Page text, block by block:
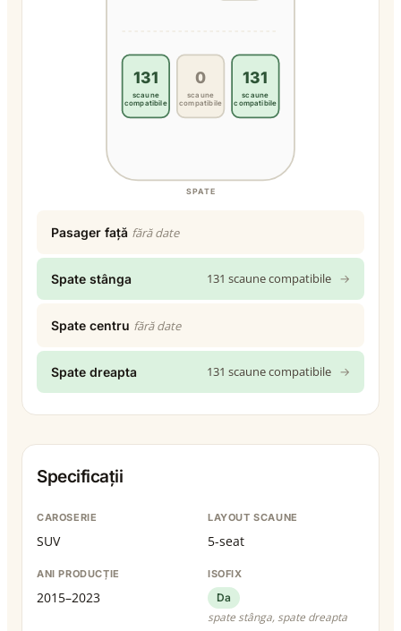
SPATE
131
scaune
compatibile
0
scaune
compatibile
131
scaune
compatibile
Pasager față fără date
Spate stânga 131 scaune compatibile →
Spate centru fără date
Spate dreapta 131 scaune compatibile →
Specificații
CAROSERIE
SUV
LAYOUT SCAUNE
5-seat
ANI PRODUCȚIE
2015–2023
ISOFIX
Da
spate stânga, spate dreapta